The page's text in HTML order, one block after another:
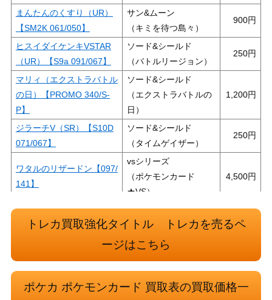
まんたんのくすり（UR）
【SM2K 061/050】
サン&ムーン
（キミを待つ島々）
900
ヒスイダイケンキVSTAR
（UR）【S9a 091/067】
ソード&シールド
（バトルリージョン）
250
マリィ（エクストラバトル
の日）【PROMO 340/S-
P】
ソード&シールド
（エクストラバトルの
日）
1,200
ジラーチV（SR）【S10D
071/067】
ソード&シールド
（タイムゲイザー）
250
ワタルのリザードン【097/
141】
vsシリーズ
（ポケモンカード
★VS）
4,500
エネポーター（UR）【SM
6 108/094】
サン&ムーン
（禁断の光）
スーパーポケモン回収（U
サン&ムーン
072】
（ひかる伝説）
4,000
トレカ買取強化タイトル トレカを売るペ
ージはこちら
ポケカ ポケモンカード 買取表の買取価格一